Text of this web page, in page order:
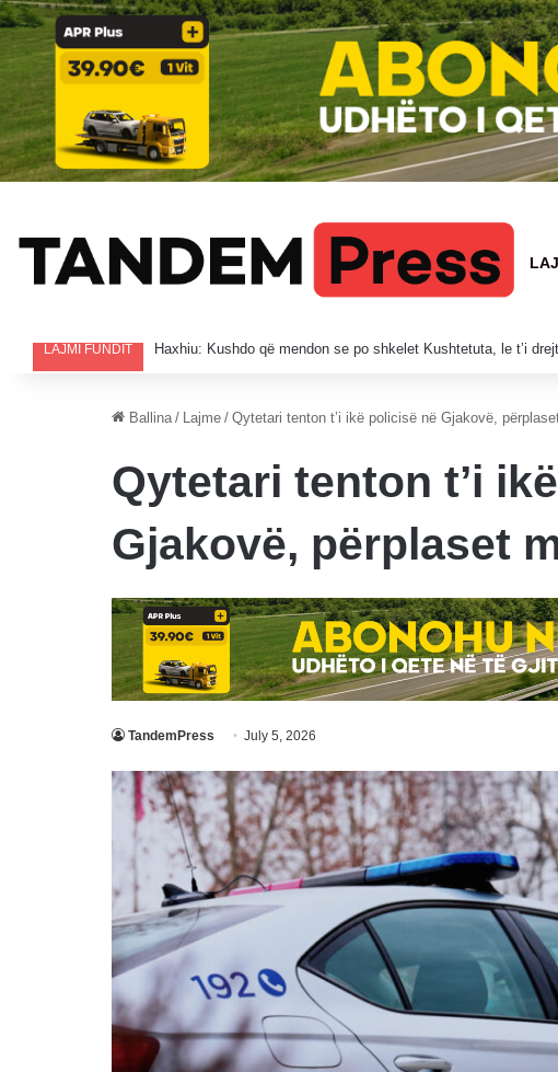
LAJMI FUNDIT Vrasje në tentativë në Istog, i plagosuri në QKUK, i dyshuari
Ballina / Lajme / Qytetari tenton t’i ikë policisë në Gjakovë,
Qytetari tenton t’i
Gjakovë, përplaset
TandemPress July 5, 2026